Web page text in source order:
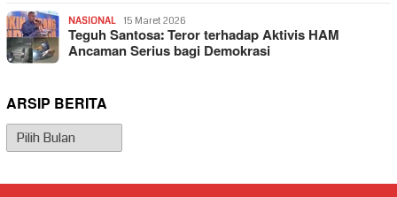
NASIONAL 15 Maret 2026
Teguh Santosa: Teror terhadap Aktivis HAM
Ancaman Serius bagi Demokrasi
ARSIP BERITA
Arsip
Berita